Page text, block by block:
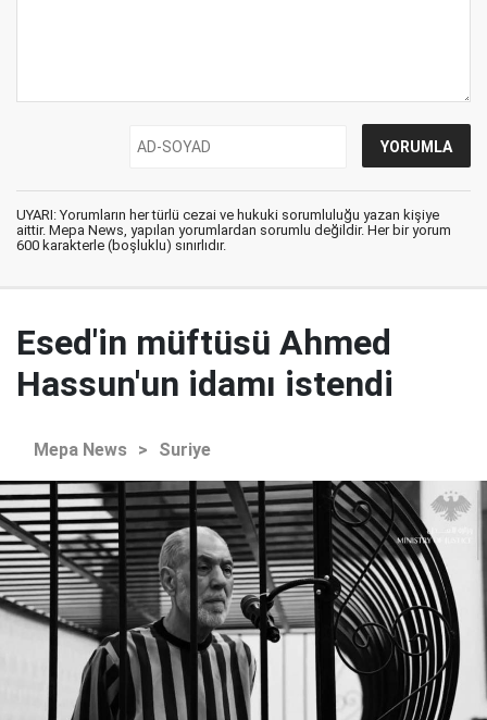
UYARI: Yorumların her türlü cezai ve hukuki sorumluluğu yazan kişiye
aittir. Mepa News, yapılan yorumlardan sorumlu değildir. Her bir yorum
600 karakterle (boşluklu) sınırlıdır.
Esed'in müftüsü Ahmed
Hassun'un idamı istendi
Mepa News > Suriye